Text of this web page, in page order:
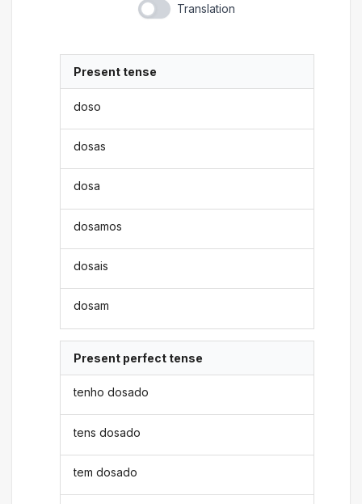
Translation
Present tense
doso
dosas
dosa
dosamos
dosais
dosam
Present perfect tense
tenho dosado
tens dosado
tem dosado